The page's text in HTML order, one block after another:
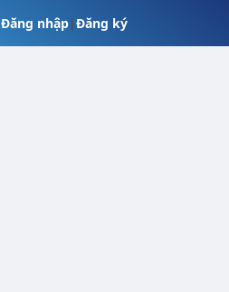
Đăng nhập|Đăng ký